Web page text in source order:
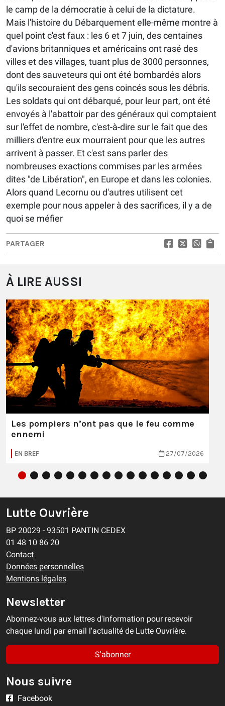
le camp de la démocratie à celui de la dictature.
Mais l'histoire du Débarquement elle-même montre à
quel point c'est faux : les 6 et 7 juin, des centaines
d'avions britanniques et américains ont rasé des
villes et des villages, tuant plus de 3000 personnes,
dont des sauveteurs qui ont été bombardés alors
qu'ils secouraient des gens coincés sous les débris.
Les soldats qui ont débarqué, pour leur part, ont été
envoyés à l'abattoir par des généraux qui comptaient
sur l'effet de nombre, c'est-à-dire sur le fait que des
milliers d'entre eux mourraient pour que les autres
arrivent à passer. Et c'est sans parler des
nombreuses exactions commises par les armées
dites "de Libération", en Europe et dans les colonies.
Alors quand Lecornu ou d'autres utilisent cet
exemple pour nous appeler à des sacrifices, il y a de
quoi se méfier
PARTAGER
À LIRE AUSSI
Les pompiers n’ont pas que le feu comme
ennemi
EN BREF 27/07/2026
Lutte Ouvrière
BP 20029 - 93501 PANTIN CEDEX
01 48 10 86 20
Contact
Données personnelles
Mentions légales
Newsletter
Abonnez-vous aux lettres d'information pour recevoir
chaque lundi par email l'actualité de Lutte Ouvrière.
S'abonner
Nous suivre
Facebook